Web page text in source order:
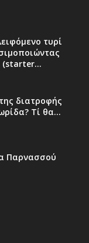
τυρί
(starter...
διατροφής
Τί θα...
Παρνασσού